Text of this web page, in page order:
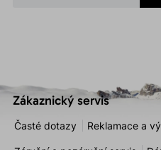
Zákaznický servis
Časté dotazy Reklamace a